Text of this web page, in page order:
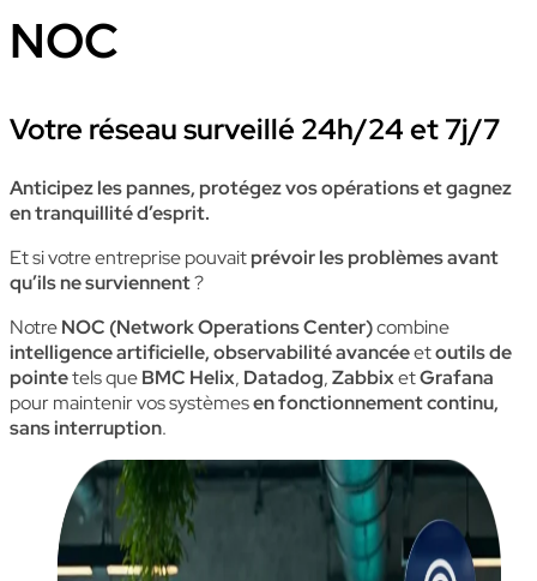
NOC
Votre réseau surveillé 24h/24 et 7j/7
Anticipez les pannes, protégez vos opérations et gagnez
en tranquillité d’esprit.
Et si votre entreprise pouvaitprévoir les problèmes avant
qu’ils ne surviennent?
NotreNOC (Network Operations Center)combine
intelligence artificielle, observabilité avancéeetoutils de
pointetels queBMC Helix, Datadog,ZabbixetGrafana
pour maintenir vos systèmesen fonctionnement continu,
sans interruption.